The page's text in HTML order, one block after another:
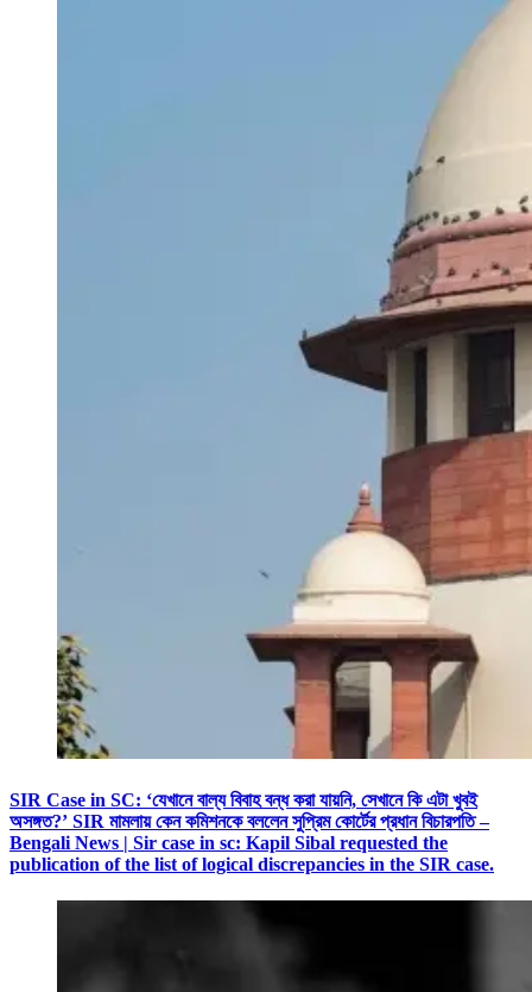
SIR Case in SC: ‘যেখানে বাল্য বিবাহ বন্ধ করা যায়নি, সেখানে কি এটা খুবই
অসঙ্গত?’ SIR মামলায় কেন কমিশনকে বললেন সুপ্রিম কোর্টের প্রধান বিচারপতি –
Bengali News | Sir case in sc: Kapil Sibal requested the
publication of the list of logical discrepancies in the SIR case.